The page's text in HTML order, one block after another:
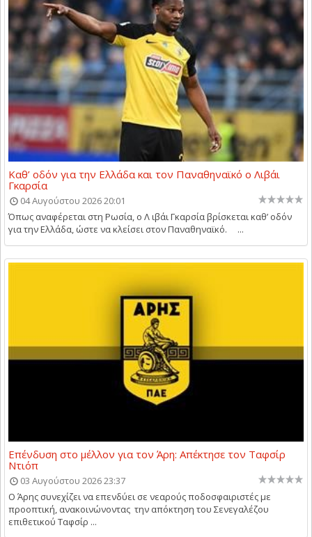
Καθ’ οδόν για την Ελλάδα και τον Παναθηναϊκό ο Λιβάι
Γκαρσία
04 Αυγούστου 2026 20:01
Όπως αναφέρεται στη Ρωσία, ο Λ ιβάι Γκαρσία βρίσκεται καθ’ οδόν
για την Ελλάδα, ώστε να κλείσει στον Παναθηναϊκό. ...
Επένδυση στο μέλλον για τον Άρη: Απέκτησε τον Ταφσίρ
Ντιόπ
03 Αυγούστου 2026 23:37
Ο Άρης συνεχίζει να επενδύει σε νεαρούς ποδοσφαιριστές με
προοπτική, ανακοινώνοντας την απόκτηση του Σενεγαλέζου
επιθετικού Ταφσίρ ...